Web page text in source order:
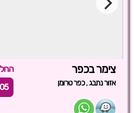
צימר בכפר החל
אזור נתבג,כפר טרומן